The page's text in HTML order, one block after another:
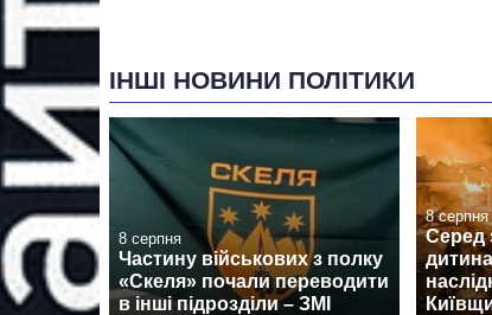
ІНШІ НОВИНИ ПОЛІТИКИ
8 серпня
Частину військових з полку
«Скеля» почали переводити
в інші підрозділи – ЗМІ
8 серпня
Серед